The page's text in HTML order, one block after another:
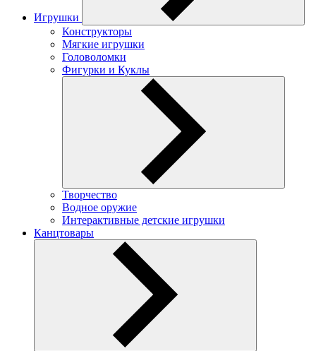
Игрушки
Конструкторы
Мягкие игрушки
Головоломки
Фигурки и Куклы
Творчество
Водное оружие
Интерактивные детские игрушки
Канцтовары